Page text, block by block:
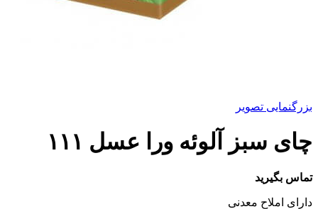
بزرگنمایی تصویر
چای سبز آلوئه ورا عسل ۱۱۱
تماس بگیرید
دارای املاح معدنی